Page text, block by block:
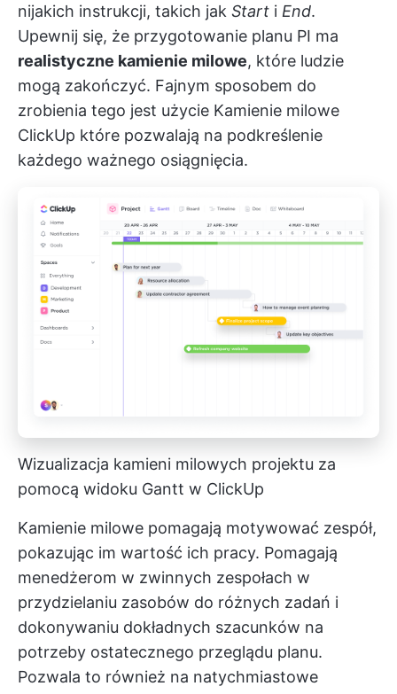
nijakich instrukcji, takich jak Start i End.
Upewnij się, że przygotowanie planu PI ma
realistyczne kamienie milowe, które ludzie
mogą zakończyć. Fajnym sposobem do
zrobienia tego jest użycie Kamienie milowe
ClickUp które pozwalają na podkreślenie
każdego ważnego osiągnięcia.
Wizualizacja kamieni milowych projektu za
pomocą widoku Gantt w ClickUp
Kamienie milowe pomagają motywować zespół,
pokazując im wartość ich pracy. Pomagają
menedżerom w zwinnych zespołach w
przydzielaniu zasobów do różnych zadań i
dokonywaniu dokładnych szacunków na
potrzeby ostatecznego przeglądu planu.
Pozwala to również na natychmiastowe